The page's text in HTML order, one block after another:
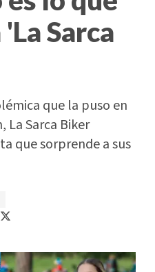
Sarca
que la puso en
La Sarca Biker
que sorprende a sus